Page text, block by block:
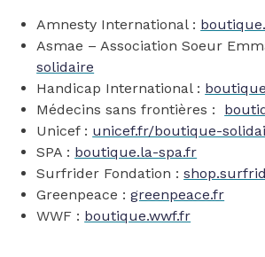
Amnesty International :
Asmae – Association Soeur
solidaire
Handicap International :
Médecins sans frontières :
Unicef : unicef.fr/boutique-
SPA : boutique.la-spa.fr
Surfrider Fondation :
Greenpeace :greenpeace.fr
WWF : boutique.wwf.fr